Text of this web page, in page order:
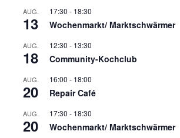
AUG.
13
17:30 - 18:30
Wochenmarkt/ Marktschwärmer
AUG.
18
12:30 - 13:30
Community-Kochclub
AUG.
20
16:00 - 18:00
Repair Café
AUG.
20
17:30 - 18:30
Wochenmarkt/ Marktschwärmer